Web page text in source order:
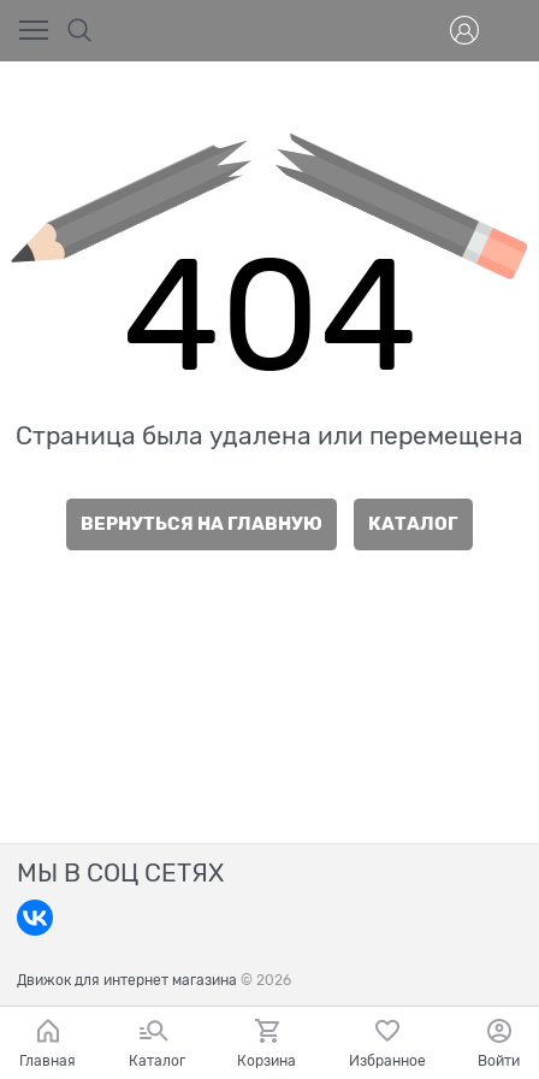
404
Страница была удалена или перемещена
ВЕРНУТЬСЯ НА ГЛАВНУЮ КАТАЛОГ
МЫ В СОЦ СЕТЯХ
Движок для интернет магазина © 2026
Главная Каталог Корзина Избранное Войти